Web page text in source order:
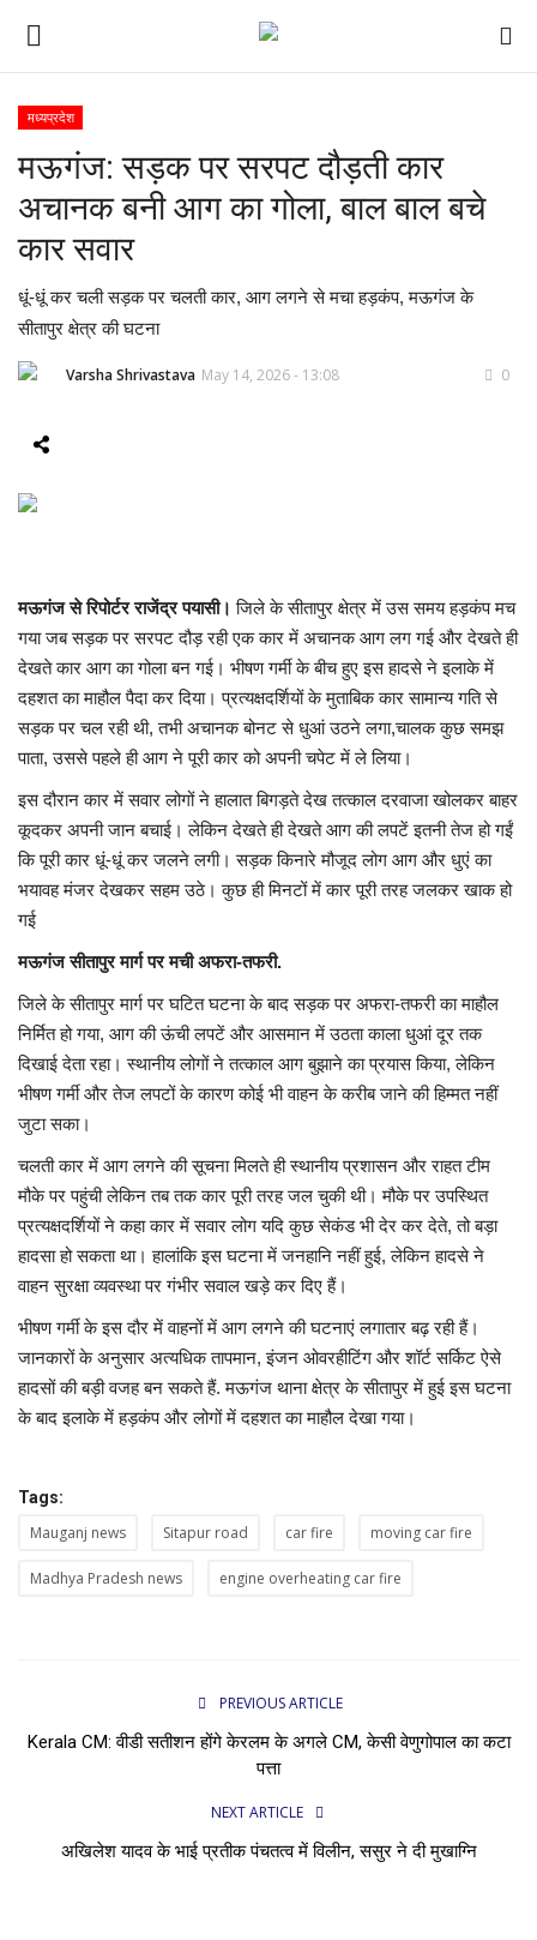
ई-पेपर
होम
Contact Us
Subscribe
मध्यप्रदेश
छत्तीसगढ़
मनोरंजन
लाइफस्टाइल
खेल
ब्रेकिंग न्यूज़
व्यापार
टेक न्यूज़
मध्यप्रदेश
मऊगंज: सड़क पर सरपट दौड़ती कार
अचानक बनी आग का गोला, बाल बाल बचे
कार सवार
धूं-धूं कर चली सड़क पर चलती कार, आग लगने से मचा हड़कंप, मऊगंज के
सीतापुर क्षेत्र की घटना
Varsha Shrivastava May 14, 2026 - 13:08 0
मऊगंज से रिपोर्टर राजेंद्र पयासी।जिले के सीतापुर क्षेत्र में उस समय हड़कंप मच
गया जब सड़क पर सरपट दौड़ रही एक कार में अचानक आग लग गई और देखते ही
देखते कार आग का गोला बन गई। भीषण गर्मी के बीच हुए इस हादसे ने इलाके में
दहशत का माहौल पैदा कर दिया। प्रत्यक्षदर्शियों के मुताबिक कार सामान्य गति से
सड़क पर चल रही थी, तभी अचानक बोनट से धुआं उठने लगा,चालक कुछ समझ
पाता, उससे पहले ही आग ने पूरी कार को अपनी चपेट में ले लिया।
इस दौरान कार में सवार लोगों ने हालात बिगड़ते देख तत्काल दरवाजा खोलकर बाहर
कूदकर अपनी जान बचाई। लेकिन देखते ही देखते आग की लपटें इतनी तेज हो गईं
कि पूरी कार धूं-धूं कर जलने लगी। सड़क किनारे मौजूद लोग आग और धुएं का
भयावह मंजर देखकर सहम उठे। कुछ ही मिनटों में कार पूरी तरह जलकर खाक हो
गई
मऊगंज सीतापुर मार्ग पर मची अफरा-तफरी.
जिले के सीतापुर मार्ग पर घटित घटना के बाद सड़क पर अफरा-तफरी का माहौल
निर्मित हो गया, आग की ऊंची लपटें और आसमान में उठता काला धुआं दूर तक
दिखाई देता रहा। स्थानीय लोगों ने तत्काल आग बुझाने का प्रयास किया, लेकिन
भीषण गर्मी और तेज लपटों के कारण कोई भी वाहन के करीब जाने की हिम्मत नहीं
जुटा सका।
चलती कार में आग लगने की सूचना मिलते ही स्थानीय प्रशासन और राहत टीम
मौके पर पहुंची लेकिन तब तक कार पूरी तरह जल चुकी थी। मौके पर उपस्थित
प्रत्यक्षदर्शियों ने कहा कार में सवार लोग यदि कुछ सेकंड भी देर कर देते, तो बड़ा
हादसा हो सकता था। हालांकि इस घटना में जनहानि नहीं हुई, लेकिन हादसे ने
वाहन सुरक्षा व्यवस्था पर गंभीर सवाल खड़े कर दिए हैं।
भीषण गर्मी के इस दौर में वाहनों में आग लगने की घटनाएं लगातार बढ़ रही हैं।
जानकारों के अनुसार अत्यधिक तापमान, इंजन ओवरहीटिंग और शॉर्ट सर्किट ऐसे
हादसों की बड़ी वजह बन सकते हैं. मऊगंज थाना क्षेत्र के सीतापुर में हुई इस घटना
के बाद इलाके में हड़कंप और लोगों में दहशत का माहौल देखा गया।
Tags:
Mauganj news Sitapur road car fire moving car fire
Madhya Pradesh news engine overheating car fire
PREVIOUS ARTICLE
Kerala CM: वीडी सतीशन होंगे केरलम के अगले CM, केसी वेणुगोपाल का कटा
पत्ता
NEXT ARTICLE
अखिलेश यादव के भाई प्रतीक पंचतत्व में विलीन, ससुर ने दी मुखाग्नि